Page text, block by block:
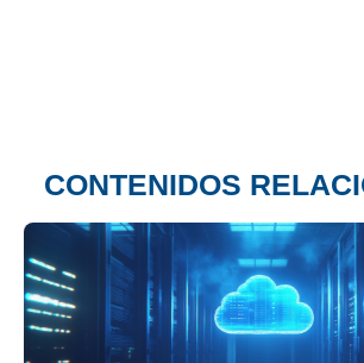
CONTENIDOS